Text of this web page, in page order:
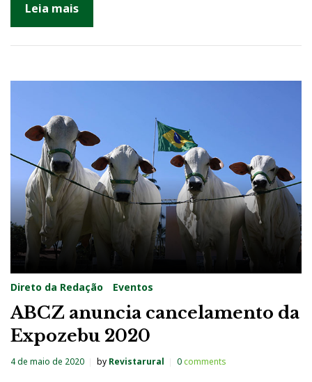
Leia mais
Direto da Redação Eventos
ABCZ anuncia cancelamento da
Expozebu 2020
4 de maio de 2020 by Revistarural 0comments